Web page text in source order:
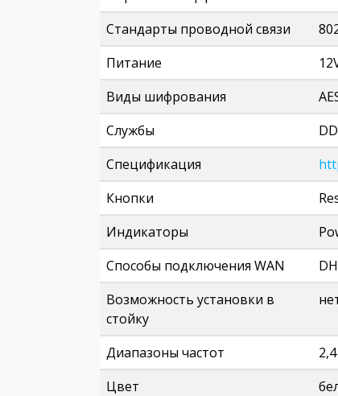
Стандарты проводной связи
Питание
Виды шифрования
Службы
Спецификация
Кнопки
Индикаторы
Способы подключения WAN
Возможность установки в
стойку
Диапазоны частот
Цвет